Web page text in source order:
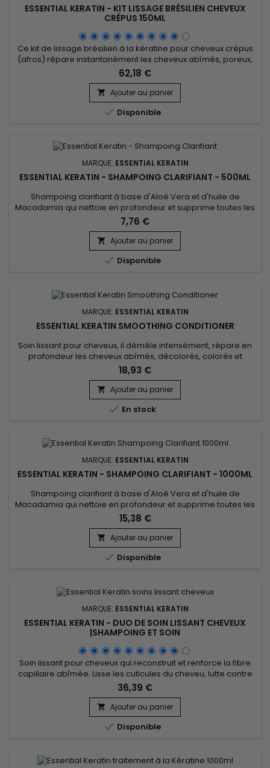
ESSENTIAL KERATIN - KIT LISSAGE BRÉSILIEN CHEVEUX
CRÉPUS 150ML
Ce kit de lissage brésilien à la kératine pour cheveux crépus
(afros) répare instantanément les cheveux abîmés, poreux,
hydrate en profondeur les cheveux secs, ternes et lutte
contre la casse. Essential Keratin lissage brésilien pour
cheveux crépus lisse jusqu’à 100 % les cheveux bouclés,
crépus, élimine les frisottis et donne une finition brillante et...
62,18 €
 Ajouter au panier
 Disponible
MARQUE: ESSENTIAL KERATIN
ESSENTIAL KERATIN - SHAMPOING CLARIFIANT - 500ML
Shampoing clarifiant à base d'Aloé Vera et d'huile de
Macadamia qui nettoie en profondeur et supprime toutes les
accumulations de résidus (laque, produits coiffant,
pollution).&nbsp; Etape indispensable, Essential Keratin
Shampoing Clarifiant va détoxifier et ouvrir les écailles
(cuticules) de vos cheveux pour optimiser la pénétration de
la Kératine et...
7,76 €
 Ajouter au panier
 Disponible
MARQUE: ESSENTIAL KERATIN
ESSENTIAL KERATIN SMOOTHING CONDITIONER
Soin lissant pour cheveux, il démêle intensément, répare en
profondeur les cheveux abîmés, décolorés, colorés et
secs.&nbsp; Sa formule avancée allie la puissance
réparatrice de la Kératine, qui renforce la structure capillaire
de l'intérieur, aux bienfaits hydratants des protéines de Soie,
qui lissent les cuticules pour une chevelure incroyablement...
18,93 €
 Ajouter au panier
 En stock
MARQUE: ESSENTIAL KERATIN
ESSENTIAL KERATIN - SHAMPOING CLARIFIANT - 1000ML
Shampoing clarifiant à base d'Aloé Vera et d'huile de
Macadamia qui nettoie en profondeur et supprime toutes les
accumulations de résidus (laque, produits coiffant,
pollution...). Etape indispensable, Essential Keratin
Shampoing Clarifiant va détoxifier et ouvrir les écailles
(cuticules) de vos cheveux pour optimiser la pénétration de
la Kératine et...
15,38 €
 Ajouter au panier
 Disponible
MARQUE: ESSENTIAL KERATIN
ESSENTIAL KERATIN - DUO DE SOIN LISSANT CHEVEUX
|SHAMPOING ET SOIN
Soin lissant pour cheveux qui reconstruit et renforce la fibre
capillaire abîmée. Lisse les cuticules du cheveu, lutte contre
la casse des cheveux et les pointes fourchues.&nbsp;
Essential Keratin soin lissant répare et hydrate la structure
capillaire, préserve la qualité de la couleur et l'empêche de
s'estomper ou de s'oxyder.&nbsp; Enrichi en huile de...
36,39 €
 Ajouter au panier
 Disponible